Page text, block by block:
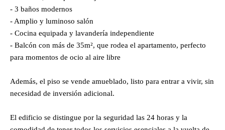
- 3 baños modernos
- Amplio y luminoso salón
- Cocina equipada y lavandería independiente
- Balcón con más de 35m², que rodea el apartamento, perfecto
para momentos de ocio al aire libre
Además, el piso se vende amueblado, listo para entrar a vivir, sin
necesidad de inversión adicional.
El edificio se distingue por la seguridad las 24 horas y la